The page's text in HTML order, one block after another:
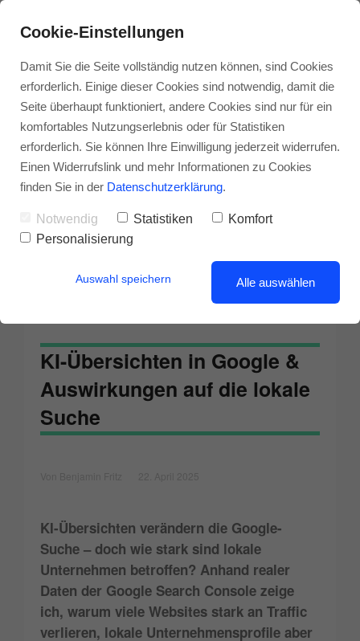
KI-Übersichten in Google &
Auswirkungen auf die lokale
Suche
KI-Übersichten verändern die Google-
Suche – doch wie stark sind lokale
Unternehmen betroffen? Anhand realer
Daten der Google Search Console zeige
ich, warum viele Websites stark an Traffic
verlieren, lokale Unternehmensprofile aber
Cookie-Einstellungen
Damit Sie die Seite vollständig nutzen können, sind Cookies
erforderlich. Einige dieser Cookies sind notwendig, damit die
Seite überhaupt funktioniert, andere Cookies sind nur für ein
komfortables Nutzungserlebnis oder für Statistiken
erforderlich. Sie können Ihre Einwilligung jederzeit widerrufen.
Einen Widerrufslink und mehr Informationen zu Cookies
finden Sie in der Datenschutzerklärung.
Notwendig Statistiken
Komfort
Personalisierung
Auswahl speichern Alle auswählen